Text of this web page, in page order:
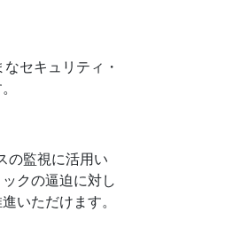
セキュリティ・
の監視に活用い
クの逼迫に対し
いただけます。